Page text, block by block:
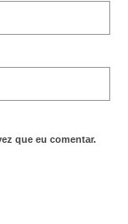
que eu comentar.